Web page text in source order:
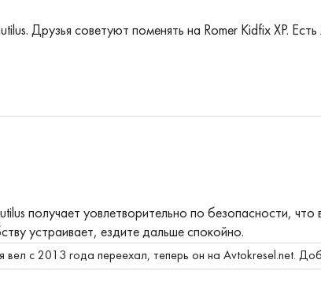
Друзья советуют поменять на Romer Kidfix XP. Есть
получает уовлетворительно по безопасности,
устраивает, ездите дальше спокойно.
вел с 2013 года переехал, теперь он на Avtokresel.net.